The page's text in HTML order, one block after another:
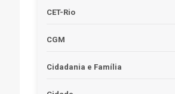
CET-Rio
CGM
Cidadania e Família